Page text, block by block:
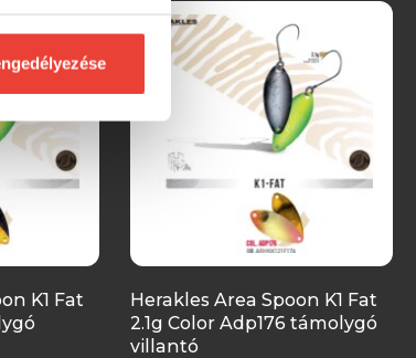
K1 Fat
Herakles Area Spoon K1 Fat
2.1g Color Adp176 támolygó
villantó